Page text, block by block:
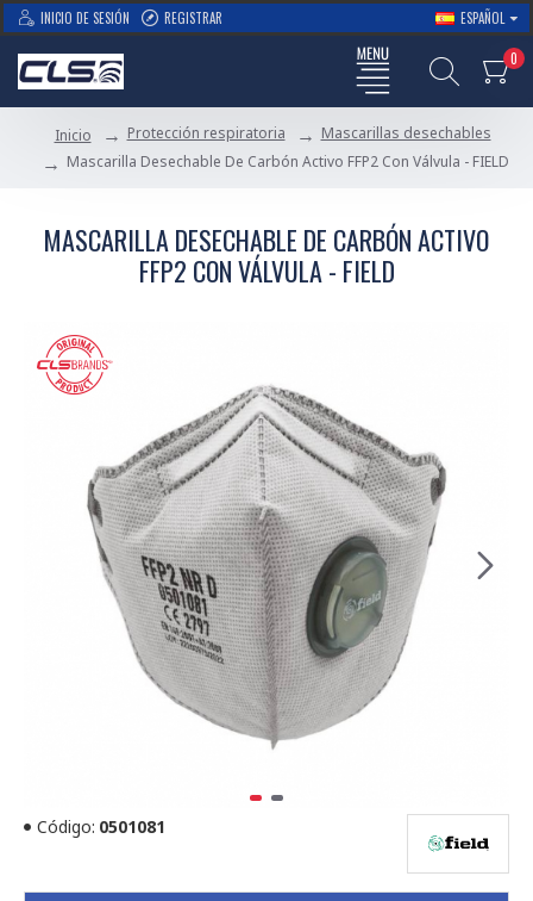
INICIO DE SESIÓN REGISTRAR ESPAÑOL
0
Inicio Protección respiratoria
Mascarillas desechables
Mascarilla Desechable De Carbón Activo FFP2 Con Válvula - FIELD
MASCARILLA DESECHABLE DE CARBÓN ACTIVO
FFP2 CON VÁLVULA - FIELD
Código: 0501081